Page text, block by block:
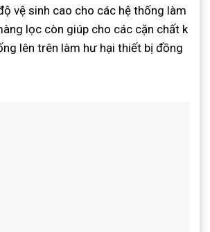
vệ sinh cao cho các hệ thống làm
lọc còn giúp cho các cặn chất k
lên trên làm hư hại thiết bị đồng